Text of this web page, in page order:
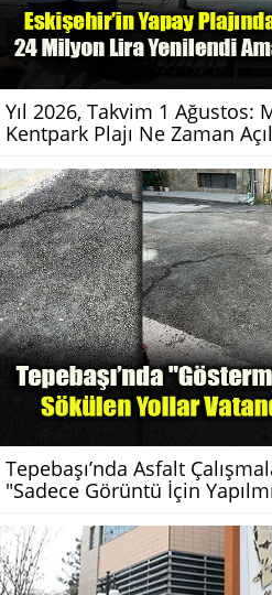
Yıl 2026, Takvim 1 Ağustos:
Kentpark Plajı Ne Zaman
Tepebaşı’nda Asfalt
"Sadece Görüntü İçin